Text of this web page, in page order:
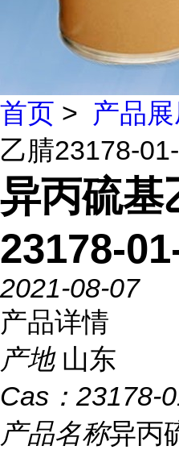
首页 > 产品
乙腈23178-
异丙硫基
23178-
2021-08-07
产品详情
产地 山东
Cas： 23178-
产品名称异丙